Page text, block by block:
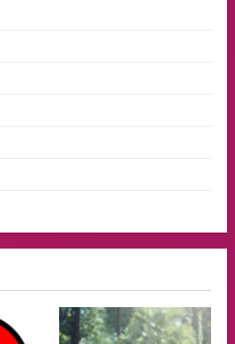
lembaga investor, Berorientasi Untuk
Meningkatkan SDM